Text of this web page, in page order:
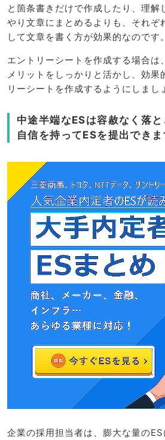
と箇条書きだけで作成したり、理解
やり文章にまとめるよりも、それぞ
して文章を書く方が効果的なのです。
エントリーシートを作成する場合は
メリットをしっかりと活かし、効果
リーシートを作成するようにしまし
中途半端なESは容赦なく落と
自信を持ってESを提出できま
企業の採用担当者は、膨大な量のES